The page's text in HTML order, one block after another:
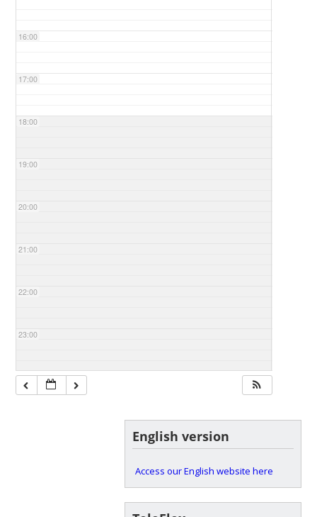
16:00
17:00
18:00
19:00
20:00
21:00
22:00
23:00
English version
Access our English website here